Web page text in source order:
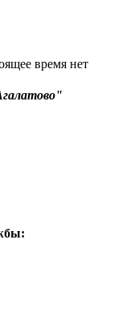
время нет